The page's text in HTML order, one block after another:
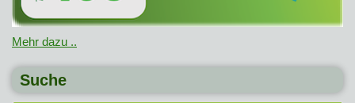
Mehr dazu ..
Suche